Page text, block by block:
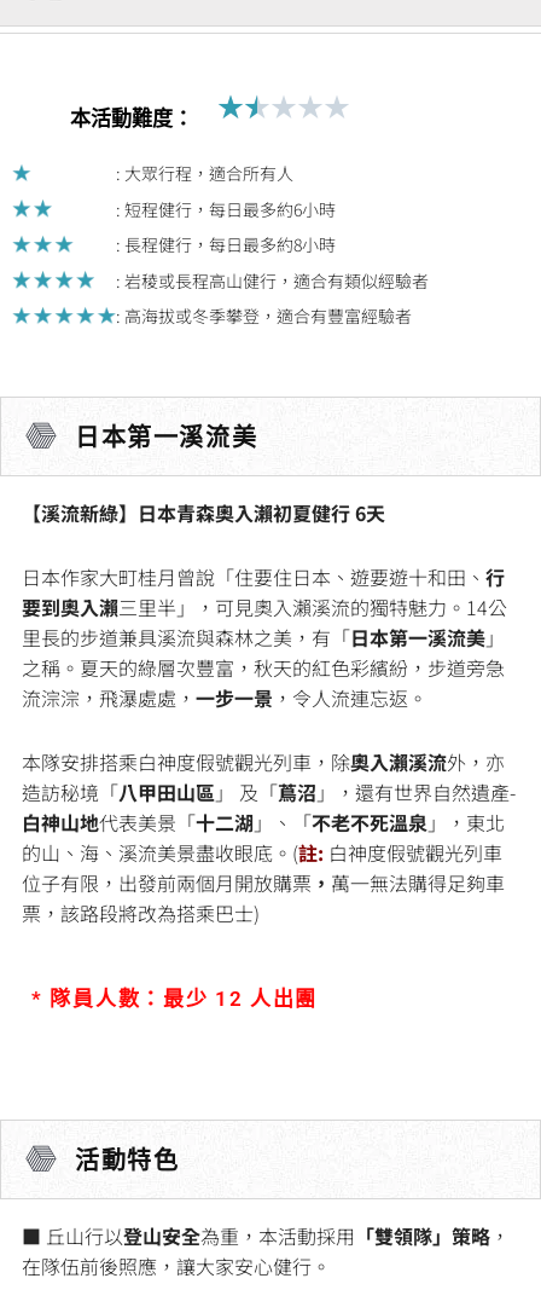
本活動難度： ★★★★★
: 大眾行程，適合所有人
: 短程健行，每日最多約6小時
: 長程健行，每日最多約8小時
: 岩稜或長程高山健行，適合有類似經驗者
: 高海拔或冬季攀登，適合有豐富經驗者
日本第一溪流美
【溪流新綠】日本青森奧入瀨初夏健行 6天
日本作家大町桂月曾說「住要住日本、遊要遊十和田、 行
要到奧入瀨三里半」，可見奧入瀨溪流的獨特魅力。14公
里長的步道兼具溪流與森林之美，有「日本第一溪流美」
之稱。夏天的綠層次豐富，秋天的紅色彩繽紛，步道旁急
流淙淙，飛瀑處處， 一步一景 ，令人流連忘返。
本隊安排搭乘白神度假號觀光列車，除奧入瀨溪流外，亦
造訪秘境「八甲田山區 」 及「蔦沼 」，還有世界自然遺產-
白神山地代表美景「十二湖」、「不老不死溫泉 」，東北
的山、海、溪流美景盡收眼底。(註: 白神度假號觀光列車
位子有限，出發前兩個月開放購票 ， 萬一無法購得足夠車
票，該路段將改為搭乘巴士)
* 隊員人數：最少 12 人出團
活動特色
■ 丘山行以登山安全為重，本活動採用 「雙領隊」策略 ，
在隊伍前後照應，讓大家安心健行。